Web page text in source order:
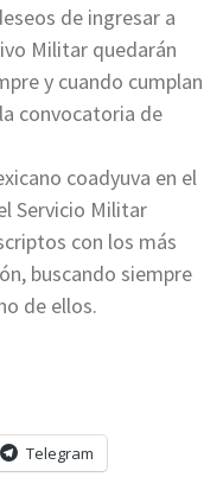
de ingresar a
Militar quedarán
y cuando cumplan
convocatoria de
coadyuva en el
Servicio Militar
con los más
buscando siempre
de ellos.
Telegram